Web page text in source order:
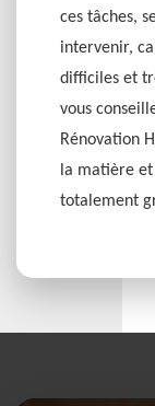
ces tâches,
intervenir,
difficiles et
vous
Rénovation
la matière
totalement